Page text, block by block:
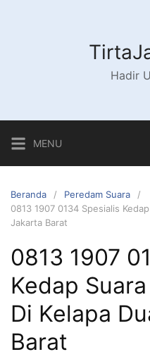
Hadir
MENU
Beranda
Peredam Suara
0813 1907 0134 Spesialis
Jakarta Barat
0813 1907
Kedap
Di Kelapa
Barat